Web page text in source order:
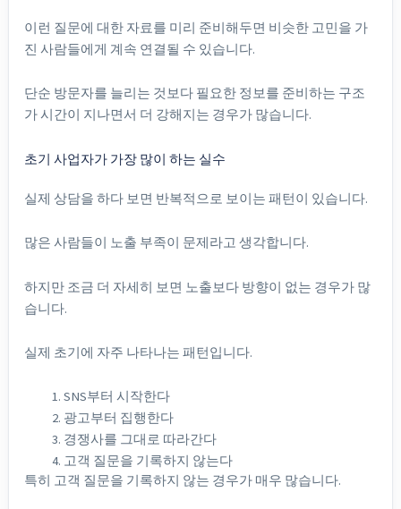
이런 질문에 대한 자료를 미리 준비해두면 비슷한 고민을 가
진 사람들에게 계속 연결될 수 있습니다.
단순 방문자를 늘리는 것보다 필요한 정보를 준비하는 구조
가 시간이 지나면서 더 강해지는 경우가 많습니다.
초기 사업자가 가장 많이 하는 실수
실제 상담을 하다 보면 반복적으로 보이는 패턴이 있습니다.
많은 사람들이 노출 부족이 문제라고 생각합니다.
하지만 조금 더 자세히 보면 노출보다 방향이 없는 경우가 많
습니다.
실제 초기에 자주 나타나는 패턴입니다.
SNS부터 시작한다
광고부터 집행한다
경쟁사를 그대로 따라간다
고객 질문을 기록하지 않는다
특히 고객 질문을 기록하지 않는 경우가 매우 많습니다.